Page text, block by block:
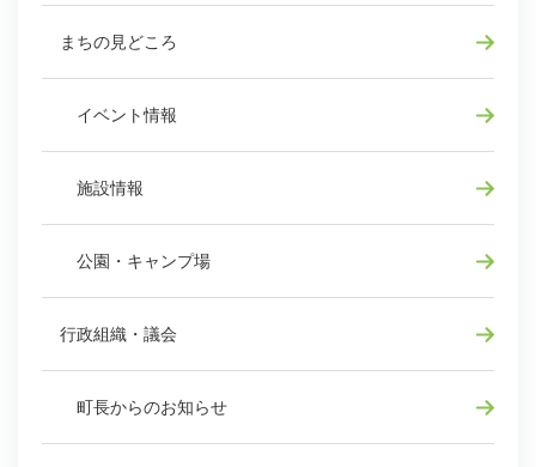
まちの見どころ
イベント情報
施設情報
公園・キャンプ場
行政組織・議会
町長からのお知らせ